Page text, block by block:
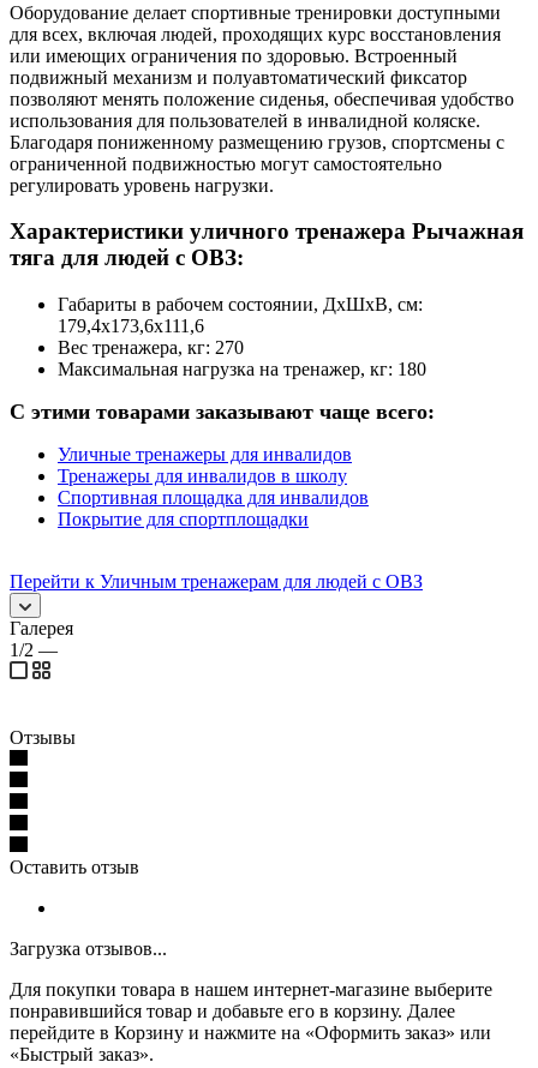
Оборудование делает спортивные тренировки доступными
для всех, включая людей, проходящих курс восстановления
или имеющих ограничения по здоровью. Встроенный
подвижный механизм и полуавтоматический фиксатор
позволяют менять положение сиденья, обеспечивая удобство
использования для пользователей в инвалидной коляске.
Благодаря пониженному размещению грузов, спортсмены с
ограниченной подвижностью могут самостоятельно
регулировать уровень нагрузки.
Характеристики уличного тренажера Рычажная
тяга для людей с ОВЗ:
Габариты в рабочем состоянии, ДхШхВ, см:
179,4х173,6х111,6
Вес тренажера, кг: 270
Максимальная нагрузка на тренажер, кг: 180
С этими товарами заказывают чаще всего:
Уличные тренажеры для инвалидов
Тренажеры для инвалидов в школу
Спортивная площадка для инвалидов
Покрытие для спортплощадки
Перейти к Уличным тренажерам для людей с ОВЗ
Галерея
1/2 —
Отзывы
Оставить отзыв
Загрузка отзывов...
Для покупки товара в нашем интернет-магазине выберите
понравившийся товар и добавьте его в корзину. Далее
перейдите в Корзину и нажмите на «Оформить заказ» или
«Быстрый заказ».